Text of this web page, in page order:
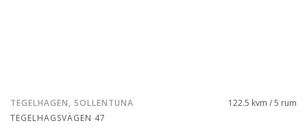
TEGELHAGEN, SOLLENTUNA
TEGELHAGSVÄGEN 47
122.5 kvm / 5 rum